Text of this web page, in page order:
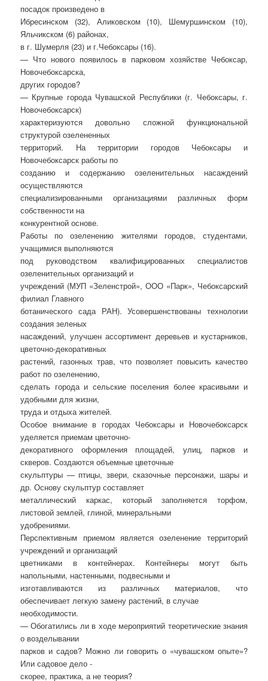
посадок произведено в
Ибресинском (32), Аликовском (10), Шемуршинском (10),
Яльчикском (6) районах,
в г. Шумерля (23) и г.Чебоксары (16).
— Что нового появилось в парковом хозяйстве Чебоксар,
Новочебоксарска,
других городов?
— Крупные города Чувашской Республики (г. Чебоксары, г.
Новочебоксарск)
характеризуются довольно сложной функциональной
структурой озелененных
территорий. На территории городов Чебоксары и
Новочебоксарск работы по
созданию и содержанию озеленительных насаждений
осуществляются
специализированными организациями различных форм
собственности на
конкурентной основе.
Работы по озеленению жителями городов, студентами,
учащимися выполняются
под руководством квалифицированных специалистов
озеленительных организаций и
учреждений (МУП «Зеленстрой», ООО «Парк», Чебоксарский
филиал Главного
ботанического сада РАН). Усовершенствованы технологии
создания зеленых
насаждений, улучшен ассортимент деревьев и кустарников,
цветочно-декоративных
растений, газонных трав, что позволяет повысить качество
работ по озеленению,
сделать города и сельские поселения более красивыми и
удобными для жизни,
труда и отдыха жителей.
Особое внимание в городах Чебоксары и Новочебоксарск
уделяется приемам цветочно-
декоративного оформления площадей, улиц, парков и
скверов. Создаются объемные цветочные
скульптуры — птицы, звери, сказочные персонажи, шары и
др. Основу скульптур составляет
металлический каркас, который заполняется торфом,
листовой землей, глиной, минеральными
удобрениями.
Перспективным приемом является озеленение территорий
учреждений и организаций
цветниками в контейнерах. Контейнеры могут быть
напольными, настенными, подвесными и
изготавливаются из различных материалов, что
обеспечивает легкую замену растений, в случае
необходимости.
— Обогатились ли в ходе мероприятий теоретические знания
о возделывании
парков и садов? Можно ли говорить о «чувашском опыте»?
Или садовое дело -
скорее, практика, а не теория?